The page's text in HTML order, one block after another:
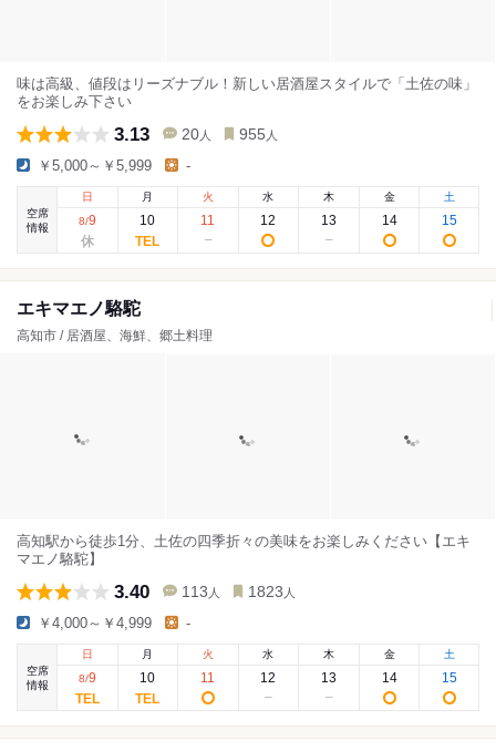
味は高級、値段はリーズナブル！新しい居酒屋スタイルで「土佐の味」
をお楽しみ下さい
3.13 20 人 955 人
￥5,000～￥5,999 -
空席
情報
日
8/9
月
10
火
11
水
12
木
13
金
14
土
15
エキマエノ駱駝
高知市 / 居酒屋、海鮮、郷土料理
高知駅から徒歩1分、土佐の四季折々の美味をお楽しみください【エキ
マエノ駱駝】
3.40 113 人 1823 人
￥4,000～￥4,999 -
空席
情報
日
8/9
月
10
火
11
水
12
木
13
金
14
土
15